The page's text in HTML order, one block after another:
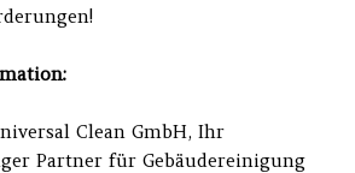
Clean GmbH, Ihr
Partner für Gebäudereinigung